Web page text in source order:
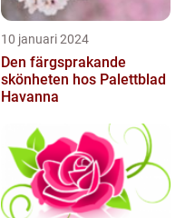
10 januari 2024
Den färgsprakande
skönheten hos Palettblad
Havanna